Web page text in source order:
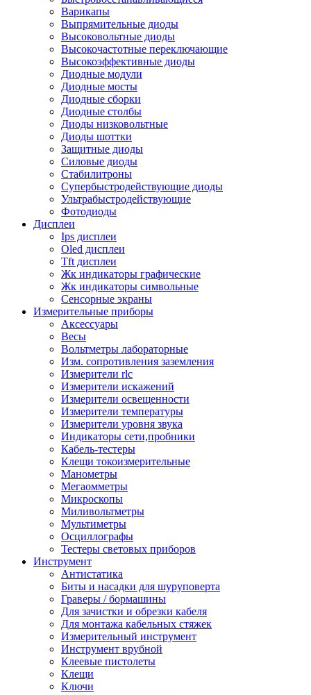
Варикапы
Выпрямительные диоды
Высоковольтные диоды
Высокочастотные переключающие
Высокоэффективные диоды
Диодные модули
Диодные мосты
Диодные сборки
Диодные столбы
Диоды низковольтные
Диоды шоттки
Защитные диоды
Силовые диоды
Стабилитроны
Супербыстродействующие диоды
Ультрабыстродействующие
Фотодиоды
Дисплеи
Ips дисплеи
Oled дисплеи
Tft дисплеи
Жк индикаторы графические
Жк индикаторы символьные
Сенсорные экраны
Измерительные приборы
Аксессуары
Весы
Вольтметры лабораторные
Изм. сопротивления заземления
Измерители rlc
Измерители искажений
Измерители освещенности
Измерители температуры
Измерители уровня звука
Индикаторы сети,пробники
Кабель-тестеры
Клещи токоизмерительные
Манометры
Мегаомметры
Микроскопы
Миливольтметры
Мультиметры
Осциллографы
Тестеры световых приборов
Инструмент
Антистатика
Биты и насадки для шуруповерта
Граверы / бормашины
Для зачистки и обрезки кабеля
Для монтажа кабельных стяжек
Измерительный инструмент
Инструмент врубной
Клеевые пистолеты
Клещи
Ключи